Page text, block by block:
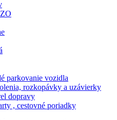
parkovanie vozidla
rozkopávky a uzávierky
dopravy
, cestovné poriadky